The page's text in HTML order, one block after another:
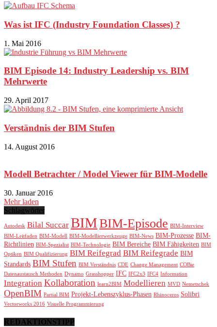
Was ist IFC (Industry Foundation Classes) ?
1. Mai 2016
BIM Episode 14: Industry Leadership vs. BIM
Mehrwerte
29. April 2017
Verständnis der BIM Stufen
14. August 2016
Modell Betrachter / Model Viewer für BIM-Modelle
30. Januar 2016
Mehr laden
Schlagwörter
Autodesk Bilal Succar BIMBIM-Episode BIM-Interview
BIM-Leitfaden BIM-Modell BIM-Modellierwerkzeuge BIM-News BIM-Prozesse BIM-
Richtlinien BIM-Spezialist BIM-Technologie BIM Bereiche BIM Fähigkeiten BIM
Optiken BIM Qualifizierung BIM Reifegrad BIM Reifegrade BIM
Standards BIM Stufen BIM Verständnis CDE Change Management COBie
Datenaustausch Methoden Dynamo Grasshopper IFC IFC2x3 IFC4 Information
Integration Kollaboration learn2BIM Modellieren MVD Nemetschek
OpenBIM Partial BIM Projekt-Lebenszyklus-Phasen Rhinoceros Solibri
Vectorworks 2016 Visuelle Programmierung
REDAKTIONSTIPP